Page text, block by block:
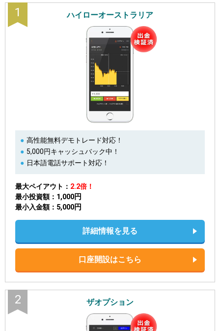
1 ハイローオーストラリア
高性能無料デモトレード対応！
5,000円キャッシュバック中！
日本語電話サポート対応！
最大ペイアウト
2.2倍！
最小投資額
1,000円
最小入金額 5,000円
詳細情報を見る
口座開設はこちら
2 ザオプション